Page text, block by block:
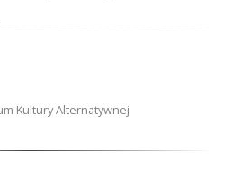
Kultury Alternatywnej